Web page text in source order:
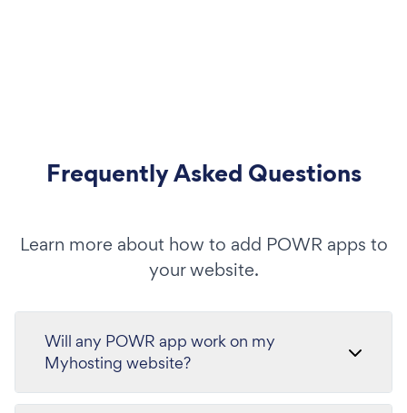
Frequently Asked Questions
Learn more about how to add POWR apps to
your website.
Will any POWR app work on my
Myhosting website?